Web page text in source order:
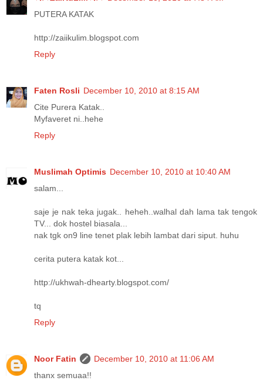
PUTERA KATAK
http://zaiikulim.blogspot.com
Reply
Faten Rosli December 10, 2010 at 8:15 AM
Cite Purera Katak..
Myfaveret ni..hehe
Reply
Muslimah Optimis December 10, 2010 at 10:40 AM
salam...
saje je nak teka jugak.. heheh..walhal dah lama tak tengok
TV... dok hostel biasala...
nak tgk on9 line tenet plak lebih lambat dari siput. huhu
cerita putera katak kot...
http://ukhwah-dhearty.blogspot.com/
tq
Reply
Noor Fatin
December 10, 2010 at 11:06 AM
thanx semuaa!!